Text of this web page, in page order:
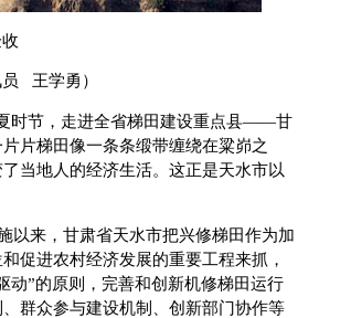
王学勇）
时节，走进全省梯田建设重点县——甘
片梯田像一条条缎带缠绕在粱峁之
当地人的经济生活。这正是天水市以
来，甘肃省天水市把兴修梯田作为加
促进农村经济发展的重要工程来抓，
动”的原则，完善和创新机修梯田运行
群众参与建设机制、创新部门协作等